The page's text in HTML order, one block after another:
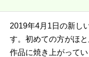
2019年4月1日の新し
す。初めての方がほ
作品に焼き上がって